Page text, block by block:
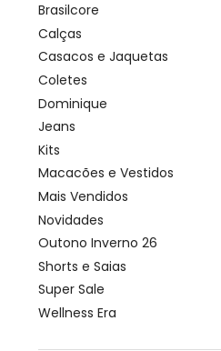
Brasilcore
Calças
Casacos e Jaquetas
Coletes
Dominique
Jeans
Kits
Macacões e Vestidos
Mais Vendidos
Novidades
Outono Inverno 26
Shorts e Saias
Super Sale
Wellness Era